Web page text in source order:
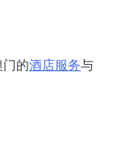
的酒店服务与